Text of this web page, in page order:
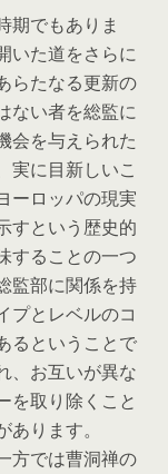
期でもありま
いた道をさらに
らたなる更新の
ない者を総監に
会を与えられた
実に目新しいこ
ーロッパの現実
すという歴史的
することの一つ
監部に関係を持
プとレベルのコ
るということで
、お互いが異な
を取り除くこと
ります。
方では曹洞禅の